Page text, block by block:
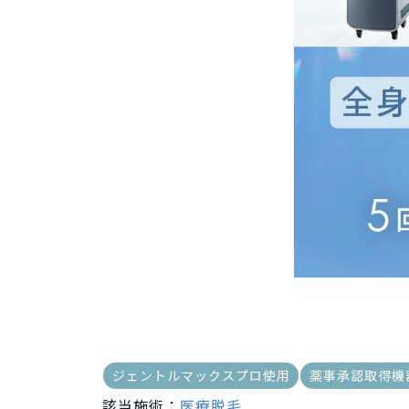
ジェントルマックスプロ使用 薬事承認取得機